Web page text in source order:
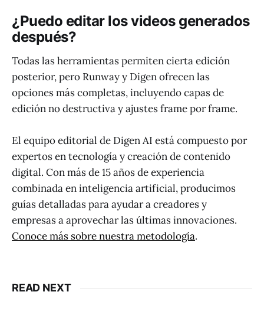
¿Puedo editar los videos generados
después?
Todas las herramientas permiten cierta edición
posterior, pero Runway y Digen ofrecen las
opciones más completas, incluyendo capas de
edición no destructiva y ajustes frame por frame.
El equipo editorial de Digen AI está compuesto por
expertos en tecnología y creación de contenido
digital. Con más de 15 años de experiencia
combinada en inteligencia artificial, producimos
guías detalladas para ayudar a creadores y
empresas a aprovechar las últimas innovaciones.
Conoce más sobre nuestra metodología.
READ NEXT